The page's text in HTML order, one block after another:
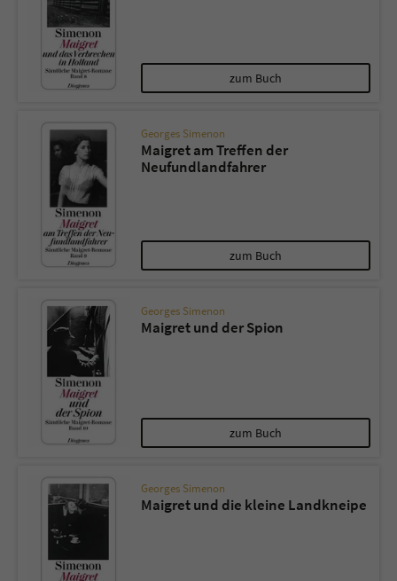
zum Buch
Georges Simenon
Maigret am Treffen der
Neufundlandfahrer
zum Buch
Georges Simenon
Maigret und der Spion
zum Buch
Georges Simenon
Maigret und die kleine Landkneipe